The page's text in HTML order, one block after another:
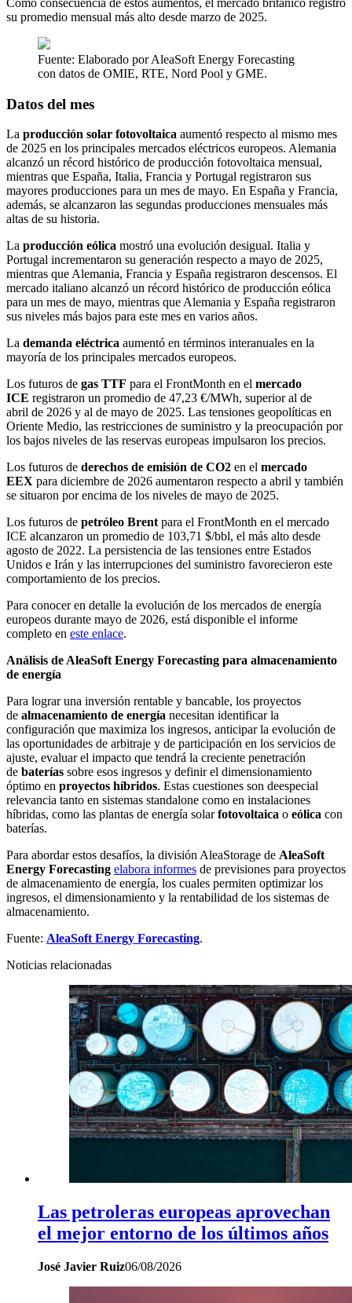
su promedio mensual más alto desde marzo de 2025.
Fuente: Elaborado por AleaSoft Energy Forecasting
con datos de OMIE, RTE, Nord Pool y GME.
Datos del mes
La producción solar fotovoltaica aumentó respecto al mismo mes
de 2025 en los principales mercados eléctricos europeos. Alemania
alcanzó un récord histórico de producción fotovoltaica mensual,
mientras que España, Italia, Francia y Portugal registraron sus
mayores producciones para un mes de mayo. En España y Francia,
además, se alcanzaron las segundas producciones mensuales más
altas de su historia.
La producción eólica mostró una evolución desigual. Italia y
Portugal incrementaron su generación respecto a mayo de 2025,
mientras que Alemania, Francia y España registraron descensos. El
mercado italiano alcanzó un récord histórico de producción eólica
para un mes de mayo, mientras que Alemania y España registraron
sus niveles más bajos para este mes en varios años.
La demanda eléctrica aumentó en términos interanuales en la
mayoría de los principales mercados europeos.
Los futuros de gas TTF para el FrontMonth en el mercado
ICE registraron un promedio de 47,23 €/MWh, superior al de
abril de 2026 y al de mayo de 2025. Las tensiones geopolíticas en
Oriente Medio, las restricciones de suministro y la preocupación por
los bajos niveles de las reservas europeas impulsaron los precios.
Los futuros de derechos de emisión de CO2 en el mercado
EEX para diciembre de 2026 aumentaron respecto a abril y también
se situaron por encima de los niveles de mayo de 2025.
Los futuros de petróleo Brent para el FrontMonth en el mercado
ICE alcanzaron un promedio de 103,71 $/bbl, el más alto desde
agosto de 2022. La persistencia de las tensiones entre Estados
Unidos e Irán y las interrupciones del suministro favorecieron este
comportamiento de los precios.
Para conocer en detalle la evolución de los mercados de energía
europeos durante mayo de 2026, está disponible el informe
completo en este enlace.
Análisis de AleaSoft Energy Forecasting para almacenamiento
de energía
Para lograr una inversión rentable y bancable, los proyectos
de almacenamiento de energía necesitan identificar la
configuración que maximiza los ingresos, anticipar la evolución de
las oportunidades de arbitraje y de participación en los servicios de
ajuste, evaluar el impacto que tendrá la creciente penetración
de baterías sobre esos ingresos y definir el dimensionamiento
óptimo en proyectos híbridos. Estas cuestiones son deespecial
relevancia tanto en sistemas standalone como en instalaciones
híbridas, como las plantas de energía solarfotovoltaica o eólica con
baterías.
Para abordar estos desafíos, la división AleaStorage de AleaSoft
Energy Forecasting elabora informes de previsiones para proyectos
de almacenamiento de energía, los cuales permiten optimizar los
ingresos, el dimensionamiento y la rentabilidad de los sistemas de
almacenamiento.
Fuente: AleaSoft Energy Forecasting.
Noticias relacionadas
Las petroleras europeas aprovechan
el mejor entorno de los últimos años
José Javier Ruiz06/08/2026